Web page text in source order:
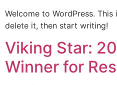
Welcome to WordPress.
delete it, then start writing!
Viking Star:
Winner for